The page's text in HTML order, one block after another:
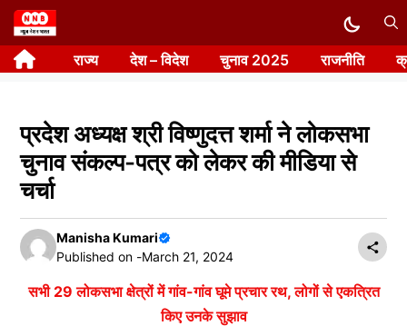
Skip
to
content राज्य देश – विदेश चुनाव 2025 राजनीति
प्रदेश अध्यक्ष श्री विष्णुदत्त शर्मा ने लोकसभा
चुनाव संकल्प-पत्र को लेकर की मीडिया से
चर्चा
Manisha Kumari
Published on -March 21, 2024
सभी 29 लोकसभा क्षेत्रों में गांव-गांव घूमे प्रचार रथ, लोगों से एकत्रित
किए उनके सुझाव